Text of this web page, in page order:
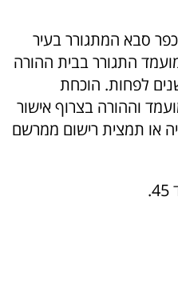
סבא המתגורר בעיר
התגורר בבית ההורה
לפחות. הוכחת
וההורה בצרוף אישור
או תמצית רישום ממרשם